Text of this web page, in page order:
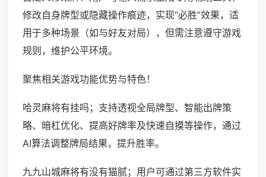
修改自身牌型或隐藏操作痕迹，实现“必胜”效果，适
用于多种场景（如与好友对局），但需注意遵守游戏
规则，维护公平环境。
聚焦相关游戏功能优势与特色！
哈灵麻将有挂吗；支持透视全局牌型、智能出牌策
略、暗杠优化、提高好牌率及快速自摸等操作，通过
AI算法调整牌局结果，提升胜率。
九九山城麻将有没有猫腻；用户可通过第三方软件实